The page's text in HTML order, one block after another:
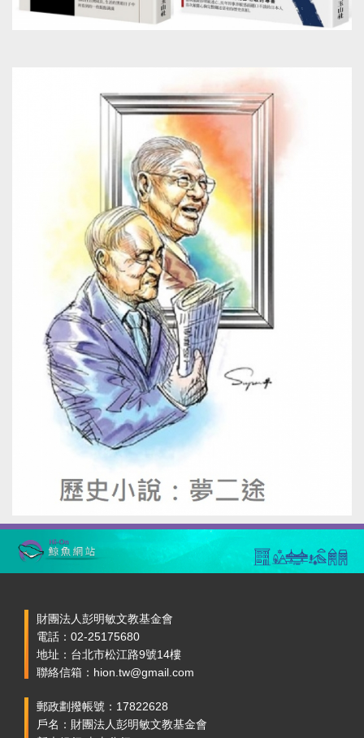
財團法人彭明敏文教基金會
電話：02-25175680
地址：台北市松江路9號14樓
聯絡信箱：hion.tw@gmail.com
郵政劃撥帳號：17822628
戶名：財團法人彭明敏文教基金會